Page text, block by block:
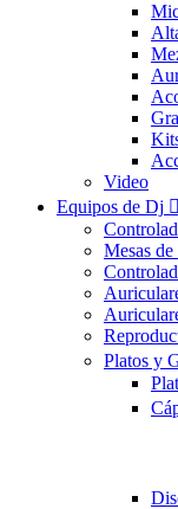
Video
Equipos de Dj 
Mesas
Platos y